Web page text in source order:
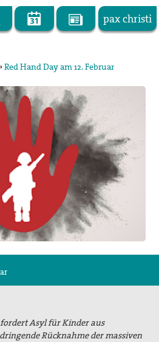
pax christi
Red Hand Day am 12. Februar
Asyl für Kinder aus
Rücknahme der massiven